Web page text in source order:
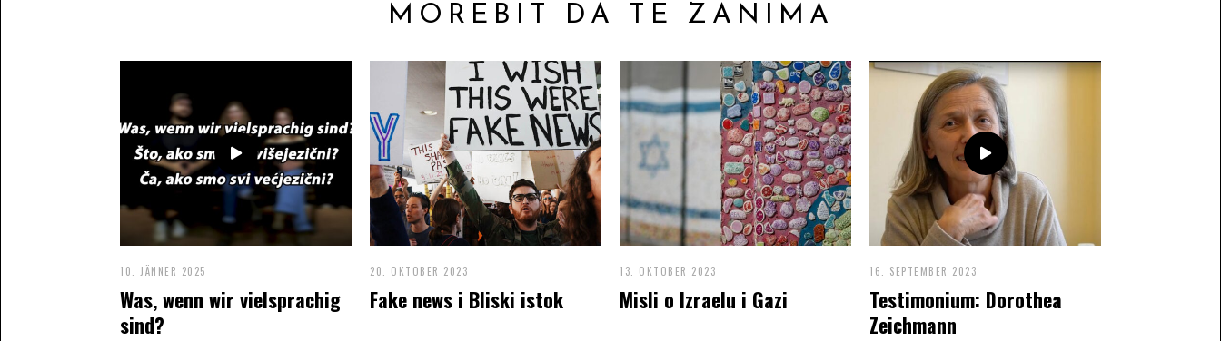
MOREBIT DA TE ZANIMA
10. JÄNNER 2025
Was, wenn wir vielsprachig
sind?
20. OKTOBER 2023
Fake news i Bliski istok
13. OKTOBER 2023
Misli o Izraelu i Gazi
16. SEPTEMBER 2023
Testimonium: Dorothea
Zeichmann